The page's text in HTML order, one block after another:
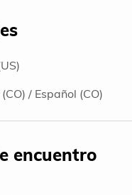
/ Español (CO)
encuentro